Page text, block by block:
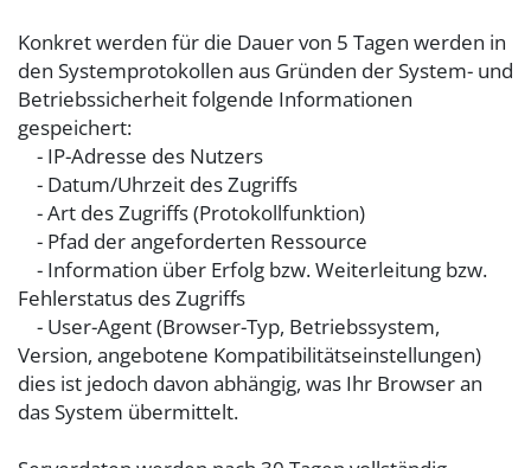
Konkret werden für die Dauer von 5 Tagen werden in
den Systemprotokollen aus Gründen der System- und
Betriebssicherheit folgende Informationen
gespeichert:
- IP-Adresse des Nutzers
- Datum/Uhrzeit des Zugriffs
- Art des Zugriffs (Protokollfunktion)
- Pfad der angeforderten Ressource
- Information über Erfolg bzw. Weiterleitung bzw.
Fehlerstatus des Zugriffs
- User-Agent (Browser-Typ, Betriebssystem,
Version, angebotene Kompatibilitätseinstellungen)
dies ist jedoch davon abhängig, was Ihr Browser an
das System übermittelt.